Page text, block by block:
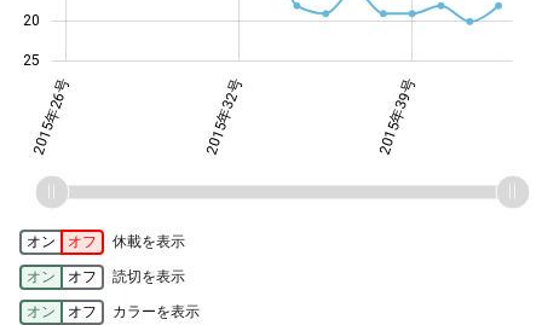
25
20
2015年26号
31号
36号
42号
2015年32号 2015年39号
オン オフ 休載を表示
オン オフ 読切を表示
オン オフ カラーを表示